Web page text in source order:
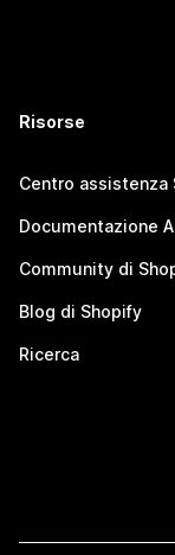
Risorse
Centro assistenza
Documentazione
Community di
Blog di Shopify
Ricerca